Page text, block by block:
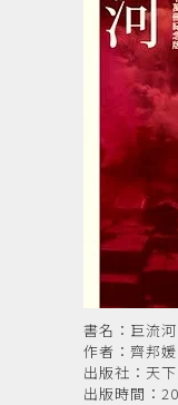
書名：巨流河
作者：齊邦媛
出版社：天
出版時間：